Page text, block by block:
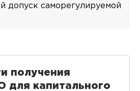
допуск саморегулируемой
получения
для капитального